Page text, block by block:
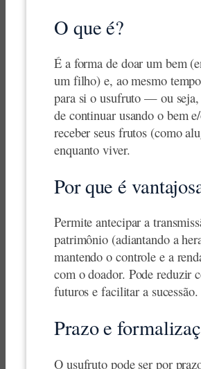
O que é?
É a forma de doar um bem
um filho) e, ao mesmo
para si o usufruto — ou
de continuar usando o bem
receber seus frutos (como
enquanto viver.
Por que é
Permite antecipar a
patrimônio (adiantando a
mantendo o controle e a
com o doador. Pode reduzir
futuros e facilitar a sucessão.
Prazo e
O usufruto pode ser por